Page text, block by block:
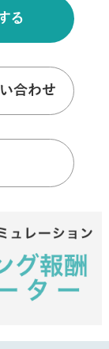
る
合わせ